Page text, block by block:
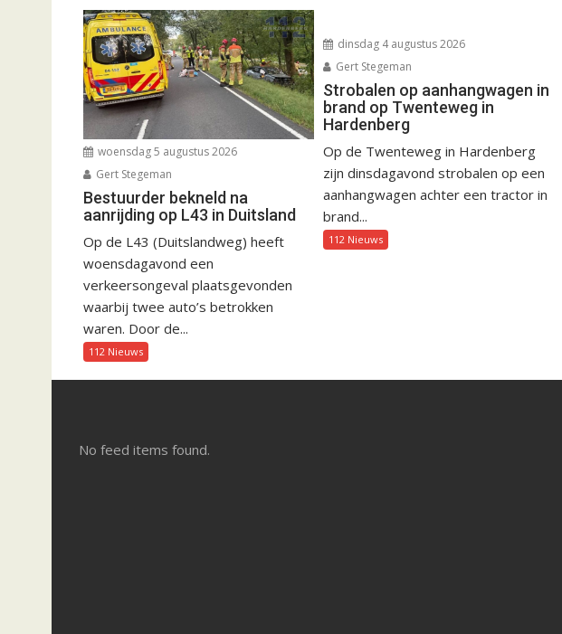
woensdag 5 augustus 2026
Gert Stegeman
Bestuurder bekneld na
aanrijding op L43 in Duitsland
Op de L43 (Duitslandweg) heeft
woensdagavond een
verkeersongeval plaatsgevonden
waarbij twee auto’s betrokken
waren. Door de...
112 Nieuws
dinsdag 4 augustus 2026
Gert Stegeman
Strobalen op aanhangwagen in
brand op Twenteweg in
Hardenberg
Op de Twenteweg in Hardenberg
zijn dinsdagavond strobalen op een
aanhangwagen achter een tractor in
brand...
112 Nieuws
No feed items found.